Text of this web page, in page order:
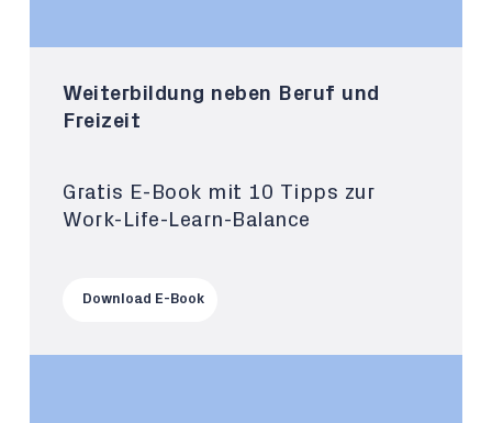
Weiterbildung neben Beruf und
Freizeit
Gratis E-Book mit 10 Tipps zur
Work-Life-Learn-Balance
Download E-Book